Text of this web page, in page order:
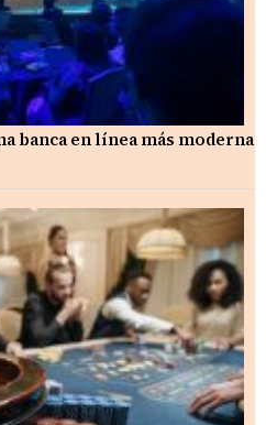
banca en línea más moderna